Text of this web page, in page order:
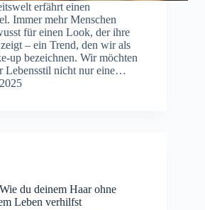
erfährt einen
Immer mehr Menschen
für einen Look, der ihre
– ein Trend, den wir als
up bezeichnen. Wir möchten
Lebensstil nicht nur eine…
du deinem Haar ohne
Leben verhilfst